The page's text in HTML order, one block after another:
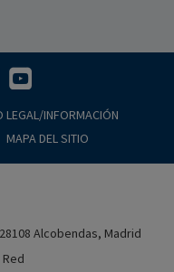
LEGAL/INFORMACIÓN
MAPA DEL SITIO
Alcobendas, Madrid